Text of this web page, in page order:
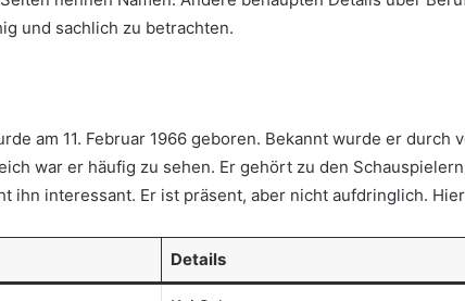
und sachlich zu betrachten.
am 11. Februar 1966 geboren. Bekannt wurde er
war er häufig zu sehen. Er gehört zu den
ihn interessant. Er ist präsent, aber nicht aufdringlich.
Details